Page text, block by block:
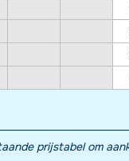
prijstabel om